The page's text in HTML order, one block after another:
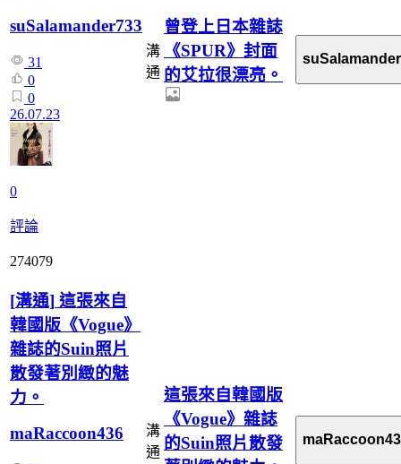
suSalamander733
31
0
0
26.07.23
0
評論
溝
通
曾登上日本雜誌
《SPUR》封面
的艾拉很漂亮。
274079
[溝通] 這張來自
韓國版《Vogue》
雜誌的Suin照片
散發著別緻的魅
力。
maRaccoon436
溝
通
這張來自韓國版
《Vogue》雜誌
的Suin照片散發